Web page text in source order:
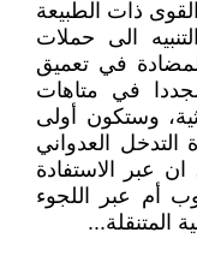
ذات الطبيعة
الى حملات
في تعميق
في متاهات
وستكون أولى
التدخل العدواني
ان عبر الاستفادة
أم عبر اللجوء
المتنقلة...